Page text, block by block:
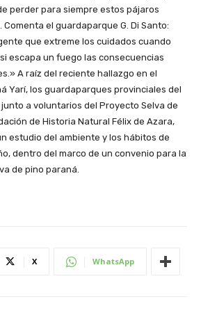
perder para siempre estos pájaros
el guardaparque G. Di Santo:
que extreme los cuidados cuando
escapa un fuego las consecuencias
A raíz del reciente hallazgo en el
Yarí, los guardaparques provinciales del
a voluntarios del Proyecto Selva de
de Historia Natural Félix de Azara,
estudio del ambiente y los hábitos de
dentro del marco de un convenio para la
de pino paraná.
X WhatsApp